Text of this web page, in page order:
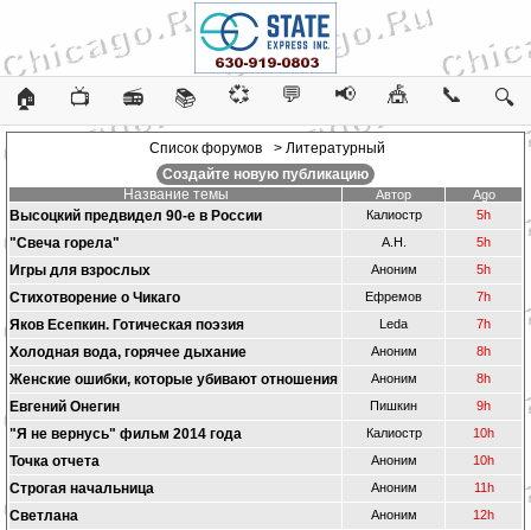
🏠 📺 📻 📚 💞 💬 📢 🎪 📞 🔍
Список форумов
> Литературный
Создайте новую публикацию
Название темы
Автор Ago
Высоцкий предвидел 90-е в России Калиостр 5h
"Свеча горела" А.Н. 5h
Игры для взрослых Аноним 5h
Стихотворение о Чикаго Ефремов 7h
Яков Есепкин. Готическая поэзия Leda 7h
Холодная вода, горячее дыхание Аноним 8h
Женские ошибки, которые убивают отношения Аноним 8h
Евгений Онегин Пишкин 9h
"Я не вернусь" фильм 2014 года Калиостр 10h
Точка отчета Аноним 10h
Строгая начальница Аноним 11h
Светлана Аноним 12h